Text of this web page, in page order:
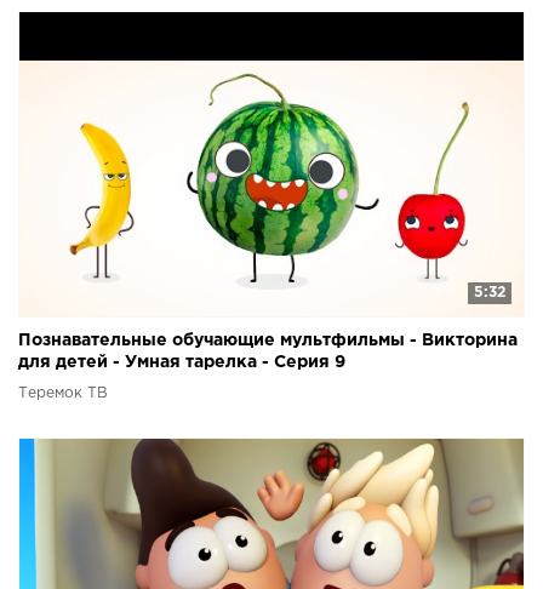
5:32
Познавательные обучающие мультфильмы - Викторина
для детей - Умная тарелка - Серия 9
Теремок ТВ